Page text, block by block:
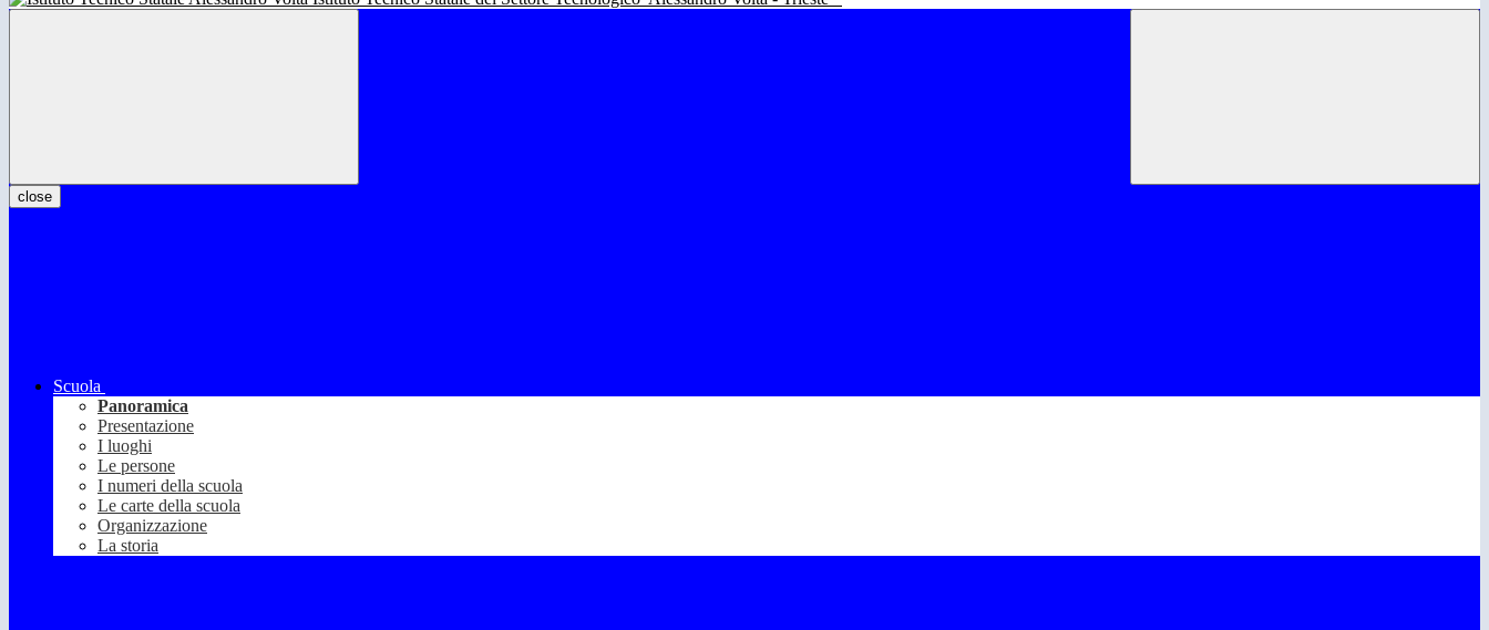
close
Scuola
Panoramica
Presentazione
I luoghi
Le persone
I numeri della scuola
Le carte della scuola
Organizzazione
La storia